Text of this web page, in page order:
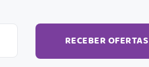
RECEBER OFERTAS